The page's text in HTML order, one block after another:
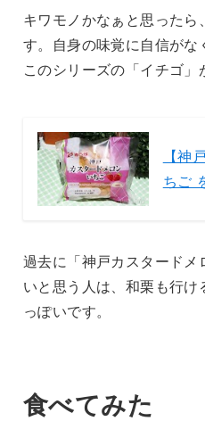
キワモノかなぁと思った
す。自身の味覚に自信が
このシリーズの「イチゴ」
【神
ちご
過去に「神戸カスタード
いと思う人は、和栗も行
っぽいです。
食べてみた